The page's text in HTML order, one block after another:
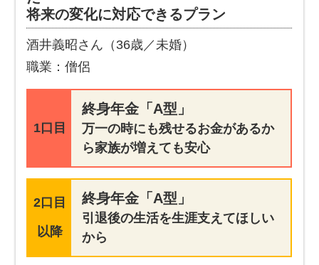
将来の変化に対応できるプラン
酒井義昭さん（36歳／未婚）
職業：僧侶
1口目
終身年金「A型」
万一の時にも残せるお金があるか
ら家族が増えても安心
2口目
以降
終身年金「A型」
引退後の生活を生涯支えてほしい
から